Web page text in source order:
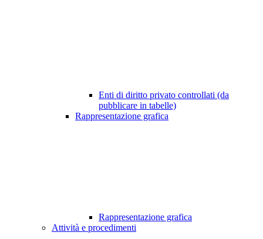
Enti di diritto privato controllati (da
pubblicare in tabelle)
Rappresentazione grafica
Rappresentazione grafica
Attività e procedimenti